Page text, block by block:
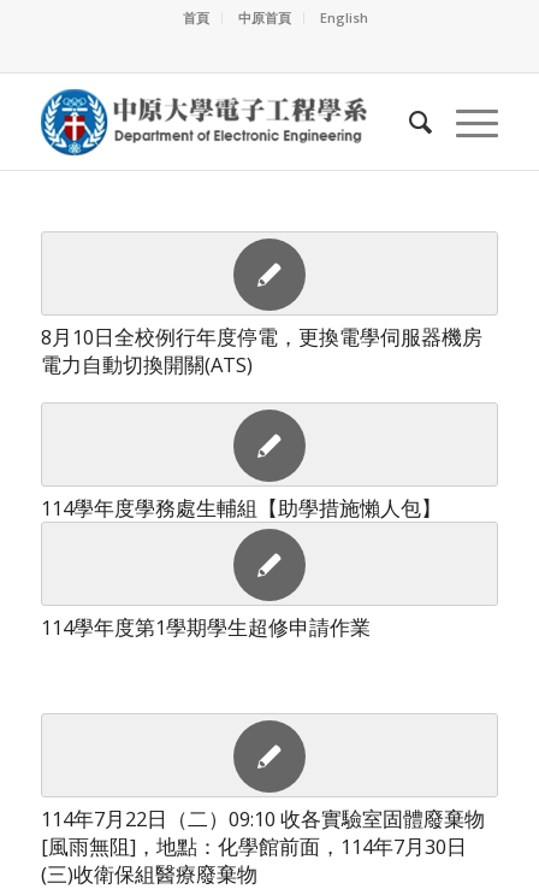
首頁 中原首頁 English
8月10日全校例行年度停電，更換電學伺服器機房
電力自動切換開關(ATS)
114學年度學務處生輔組【助學措施懶人包】
114學年度第1學期學生超修申請作業
114年7月22日（二）09:10 收各實驗室固體廢棄物
[風雨無阻]，地點：化學館前面，114年7月30日
(三)收衛保組醫療廢棄物